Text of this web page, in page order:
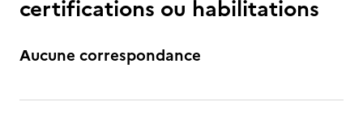
certifications ou habilitations
Aucune correspondance